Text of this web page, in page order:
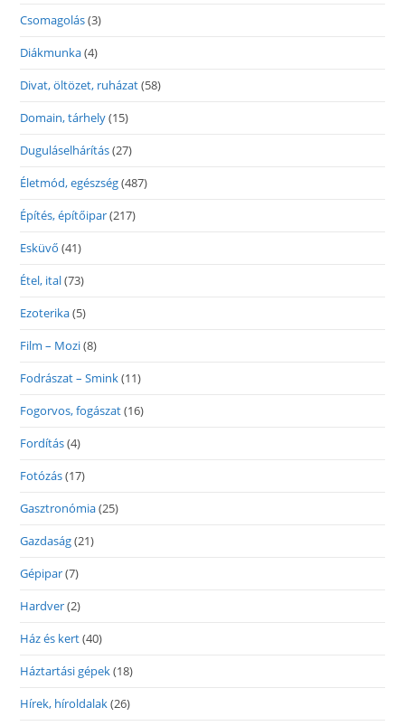
Csomagolás(3)
Diákmunka(4)
Divat, öltözet, ruházat(58)
Domain, tárhely(15)
Duguláselhárítás(27)
Életmód, egészség(487)
Építés, építőipar(217)
Esküvő (41)
Étel, ital(73)
Ezoterika(5)
Film – Mozi(8)
Fodrászat – Smink(11)
Fogorvos, fogászat(16)
Fordítás(4)
Fotózás(17)
Gasztronómia(25)
Gazdaság(21)
Gépipar(7)
Hardver(2)
Ház és kert(40)
Háztartási gépek(18)
Hírek, híroldalak(26)